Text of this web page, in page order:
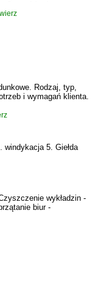
Rodzaj, typ,
i wymagań klienta.
5. Giełda
wykładzin -
biur -